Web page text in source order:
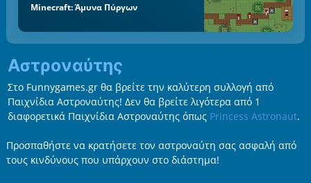
Minecraft: Άμυνα Πύργων
Αστροναύτης
Στο Funnygames.gr θα βρείτε την καλύτερη συλλογή από
Παιχνίδια Αστροναύτης! Δεν θα βρείτε λιγότερα από 1
διαφορετικά Παιχνίδια Αστροναύτης όπως Princess Astronaut.
Προσπαθήστε να κρατήσετε τον αστροναύτη σας ασφαλή από
τους κινδύνους που υπάρχουν στο διάστημα!